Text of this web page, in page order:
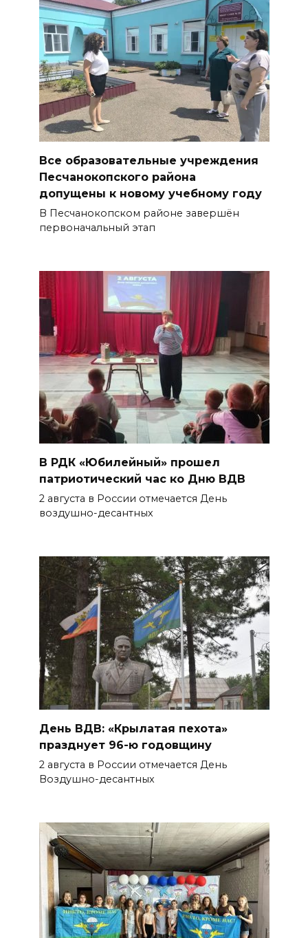
05 августа 2026 16:30
ВСЕ КАК ЕСТЬ. Украинских
телефонных бандитов
«крышует» киевская власть
05 августа 2026 16:20
загорелся автомобиль,
пострадал водитель
05 августа 2026 15:59
05 августа 2026 15:58
На Дону молодые врачи-
ординаторы выбирают работу
в медицинских организациях
региона
05 августа 2026 15:47
области участвуют в форуме,
посвященном десятилетию
движения
Все образовательные учреждения
Песчанокопского района
допущены к новому учебному году
В Песчанокопском районе завершён
первоначальный этап
В РДК «Юбилейный» прошел
патриотический час ко Дню ВДВ
2 августа в России отмечается День
воздушно-десантных
День ВДВ: «Крылатая пехота»
празднует 96-ю годовщину
2 августа в России отмечается День
Воздушно-десантных